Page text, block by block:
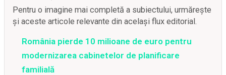
Pentru o imagine mai completă a subiectului, urmărește
și aceste articole relevante din același flux editorial.
România pierde 10 milioane de euro pentru
modernizarea cabinetelor de planificare
familială